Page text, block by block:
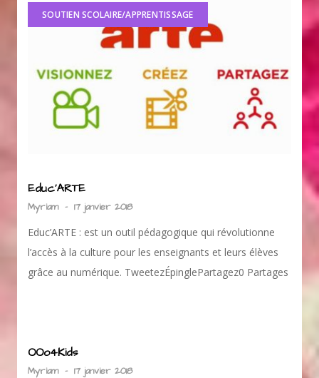
SOUTIEN SCOLAIRE/APPRENTISSAGE
Educ’ARTE
Myriam - 17 janvier 2018
Educ’ARTE : est un outil pédagogique qui révolutionne
l’accès à la culture pour les enseignants et leurs élèves
grâce au numérique. TweetezÉpinglePartagez0 Partages
OOo4Kids
Myriam - 17 janvier 2018